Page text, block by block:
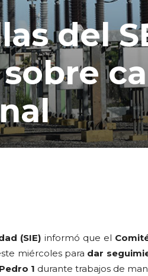
del
(SIE) informó que el
miércoles para dar
1 durante trabajos de